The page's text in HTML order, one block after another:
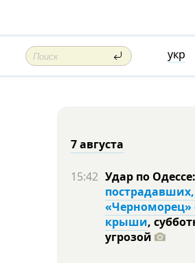
укр
7 августа
15:42 Удар по Одессе:
«Черноморец»
крыши,
угрозой